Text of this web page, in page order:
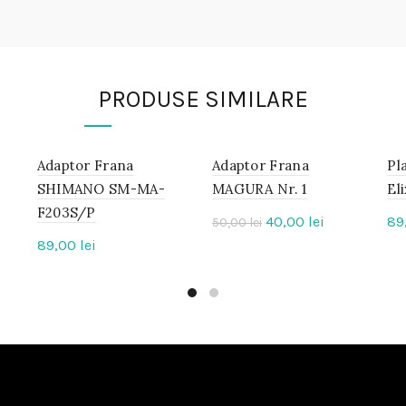
PRODUSE SIMILARE
IN
STOC
Adaptor Frana
SHIMANO SM-MA-
F203S/P
89,00 lei
-20%
IN
STOC
Adaptor Frana
MAGURA Nr. 1
50,00lei Prețul
40,00 lei